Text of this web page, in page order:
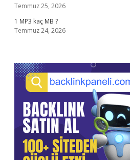
Temmuz 25, 2026
1 MP3 kaç MB ?
Temmuz 24, 2026